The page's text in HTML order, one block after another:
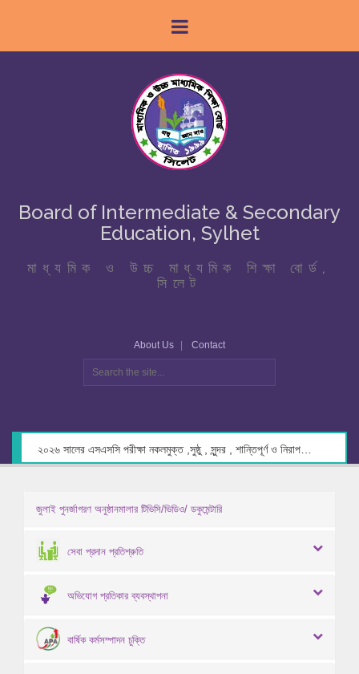
Board of Intermediate & Secondary
Education, Sylhet
মাধ্যমিক ও উচ্চ মাধ্যমিক শিক্ষা বোর্ড,
সিলেট
About Us Contact
জুলাই পুনর্জাগরণ অনুষ্ঠানমালার টিভিসি/ভিডিও/ ডকুমেন্টারি
সেবা প্রদান প্রতিশ্রুতি
অভিযোগ প্রতিকার ব্যবস্থাপনা
বার্ষিক কর্মসম্পাদন চুক্তি